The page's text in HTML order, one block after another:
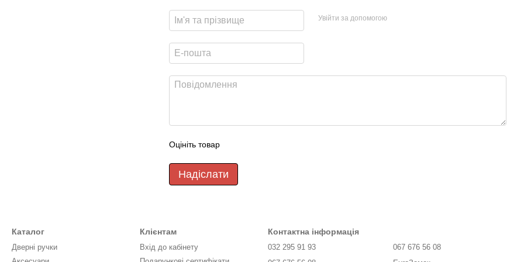
Увійти за допомогою
Оцініть товар
Надіслати
Каталог
Дверні ручки
Клієнтам
Вхід до кабінету
Контактна інформація
032 295 91 93
067 676 56 08